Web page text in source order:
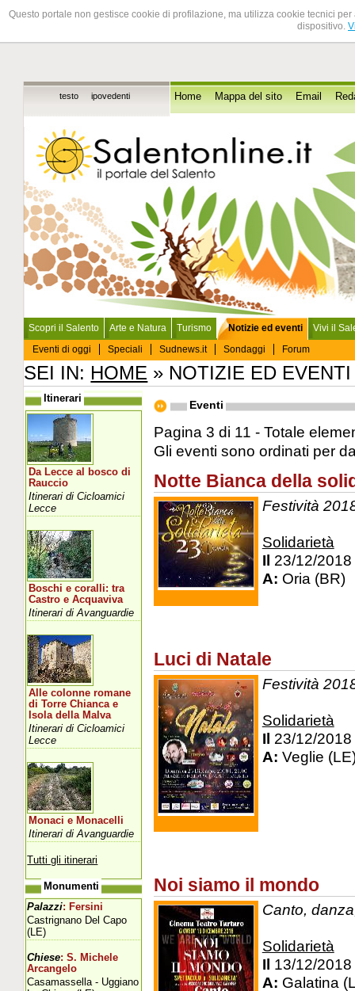
Questo portale non gestisce cookie di profilazione, ma utilizza cookie tecnici
dispositivo.
testo ipovedenti Home Mappa del sito Email
Scopri il Salento Arte e Natura Turismo
Notizie ed eventi
Eventi di oggi
Speciali Sudnews.it Sondaggi Forum
Vivi il
SEI IN: HOME » NOTIZIE ED EVENTI
Eventi
Pagina 3 di 11 - Totale
Gli eventi sono ordinati per
Notte Bianca della
Festività
Solidarietà
Il 23/12/2018
A: Oria (BR)
Luci di Natale
Festività
Solidarietà
Il 23/12/2018
A: Veglie
Noi siamo il mondo
Canto,
Solidarietà
Il 13/12/2018
A: Galatina
Itinerari
Da Lecce al bosco di
Rauccio
Itinerari di Cicloamici
Lecce
Boschi e coralli: tra
Castro e Acquaviva
Itinerari di Avanguardie
Alle colonne romane
di Torre Chianca e
Isola della Malva
Itinerari di Cicloamici
Lecce
Monaci e Monacelli
Itinerari di Avanguardie
Tutti gli itinerari
Monumenti
Palazzi: Fersini
Castrignano Del Capo
(LE)
Chiese: S. Michele
Arcangelo
Casamassella - Uggiano